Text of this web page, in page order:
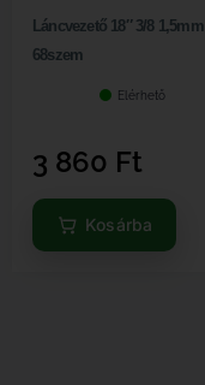
Láncvezető 18″ 3/8 1,5mm
68szem
Elérhető
3 860 Ft
Kosárba